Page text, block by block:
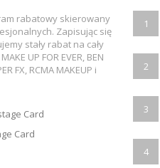
rabatowy skierowany
Zapisując się
stały rabat na cały
UP FOR EVER, BEN
FX, RCMA MAKEUP i
Card
Card
1
2
3
4